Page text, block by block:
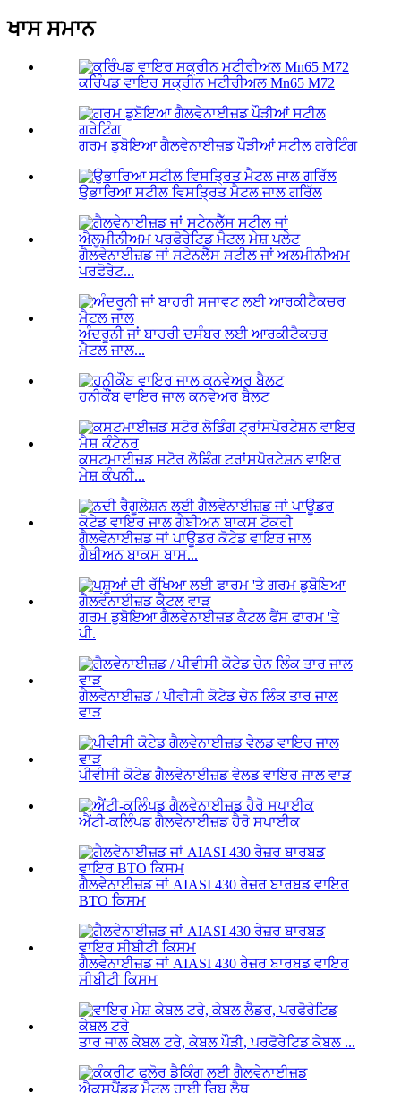
ਖਾਸ ਸਮਾਨ
ਕਰਿੰਪਡ ਵਾਇਰ ਸਕ੍ਰੀਨ ਮਟੀਰੀਅਲ Mn65 M72
ਗਰਮ ਡੁਬੋਇਆ ਗੈਲਵੇਨਾਈਜ਼ਡ ਪੌੜੀਆਂ ਸਟੀਲ ਗਰੇਟਿੰਗ
ਉਭਾਰਿਆ ਸਟੀਲ ਵਿਸਤ੍ਰਿਤ ਮੈਟਲ ਜਾਲ ਗਰਿੱਲ
ਗੈਲਵੇਨਾਈਜ਼ਡ ਜਾਂ ਸਟੇਨਲੈੱਸ ਸਟੀਲ ਜਾਂ ਅਲਮੀਨੀਅਮ
ਪਰਫੋਰੇਟ...
ਅੰਦਰੂਨੀ ਜਾਂ ਬਾਹਰੀ ਦਸੰਬਰ ਲਈ ਆਰਕੀਟੈਕਚਰ
ਮੈਟਲ ਜਾਲ...
ਹਨੀਕੌਂਬ ਵਾਇਰ ਜਾਲ ਕਨਵੇਅਰ ਬੈਲਟ
ਕਸਟਮਾਈਜ਼ਡ ਸਟੋਰ ਲੋਡਿੰਗ ਟਰਾਂਸਪੋਰਟੇਸ਼ਨ ਵਾਇਰ
ਮੇਸ਼ ਕੰਪਨੀ...
ਗੈਲਵੇਨਾਈਜ਼ਡ ਜਾਂ ਪਾਊਡਰ ਕੋਟੇਡ ਵਾਇਰ ਜਾਲ
ਗੈਬੀਅਨ ਬਾਕਸ ਬਾਸ...
ਗਰਮ ਡੁਬੋਇਆ ਗੈਲਵੇਨਾਈਜ਼ਡ ਕੈਟਲ ਫੈਂਸ ਫਾਰਮ 'ਤੇ
ਪੀ.
ਗੈਲਵੇਨਾਈਜ਼ਡ / ਪੀਵੀਸੀ ਕੋਟੇਡ ਚੇਨ ਲਿੰਕ ਤਾਰ ਜਾਲ
ਵਾੜ
ਪੀਵੀਸੀ ਕੋਟੇਡ ਗੈਲਵੇਨਾਈਜ਼ਡ ਵੇਲਡ ਵਾਇਰ ਜਾਲ ਵਾੜ
ਐਂਟੀ-ਕਲਿੰਪਡ ਗੈਲਵੇਨਾਈਜ਼ਡ ਹੈਰੋ ਸਪਾਈਕ
ਗੈਲਵੇਨਾਈਜ਼ਡ ਜਾਂ AIASI 430 ਰੇਜ਼ਰ ਬਾਰਬਡ ਵਾਇਰ
BTO ਕਿਸਮ
ਗੈਲਵੇਨਾਈਜ਼ਡ ਜਾਂ AIASI 430 ਰੇਜ਼ਰ ਬਾਰਬਡ ਵਾਇਰ
ਸੀਬੀਟੀ ਕਿਸਮ
ਤਾਰ ਜਾਲ ਕੇਬਲ ਟਰੇ, ਕੇਬਲ ਪੌੜੀ, ਪਰਫੋਰੇਟਿਡ ਕੇਬਲ ...